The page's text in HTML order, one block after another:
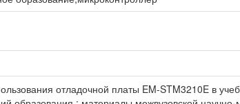
отладочной платы EM-STM3210E в